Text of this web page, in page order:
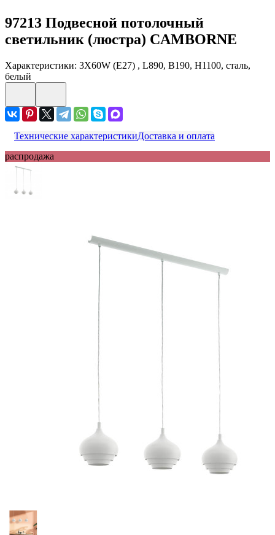
97213 Подвесной потолочный
светильник (люстра) CAMBORNE
Характеристики: 3X60W (E27) , L890, B190, H1100, сталь,
белый
Технические характеристикиДоставка и оплата
распродажа